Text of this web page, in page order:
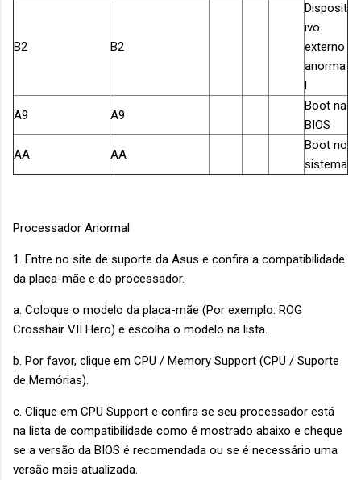
B2 B2
Disposit
ivo
externo
anorma
A9 A9
Boot na
BIOS
AA AA
Boot no
sistema
Processador Anormal
1. Entre no site de suporte da Asus e confira a compatibilidade
da placa-mãe e do processador.
a. Coloque o modelo da placa-mãe (Por exemplo: ROG
Crosshair VII Hero) e escolha o modelo na lista.
b. Por favor, clique em CPU / Memory Support (CPU / Suporte
de Memórias).
c. Clique em CPU Support e confira se seu processador está
na lista de compatibilidade como é mostrado abaixo e cheque
se a versão da BIOS é recomendada ou se é necessário uma
versão mais atualizada.